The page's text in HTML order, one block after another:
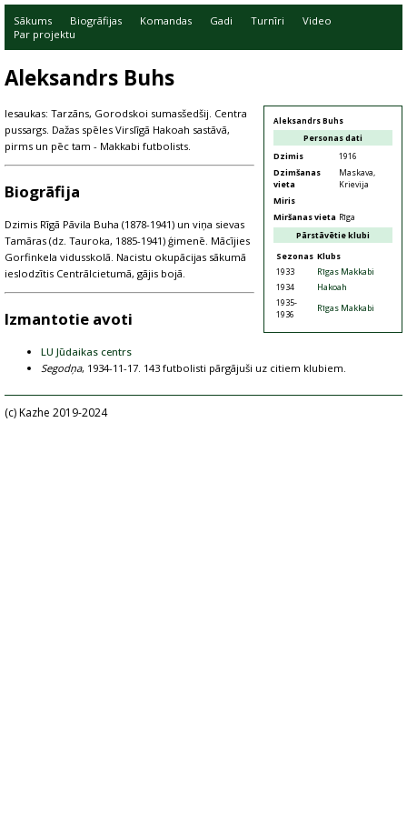
Sākums Biogrāfijas Komandas Gadi Turnīri
Video
Par projektu
Aleksandrs Buhs
Aleksandrs Buhs
Personas dati
Dzimis
1916
Dzimšanas
vieta
Maskava,
Krievija
Miris
Miršanas vieta Rīga
Pārstāvētie klubi
Sezonas Klubs
1933
Rīgas Makkabi
1934
Hakoah
1935-
1936
Rīgas Makkabi
Iesaukas: Tarzāns, Gorodskoi sumasšedšij. Centra
pussargs. Dažas spēles Virslīgā Hakoah sastāvā,
pirms un pēc tam - Makkabi futbolists.
Biogrāfija
Dzimis Rīgā Pāvila Buha (1878-1941) un viņa sievas
Tamāras (dz. Tauroka, 1885-1941) ģimenē. Mācījies
Gorfinkela vidusskolā. Nacistu okupācijas sākumā
ieslodzītis Centrālcietumā, gājis bojā.
Izmantotie avoti
LU Jūdaikas centrs
Segodņa, 1934-11-17. 143 futbolisti pārgājuši uz citiem klubiem.
(c) Kazhe 2019-2024